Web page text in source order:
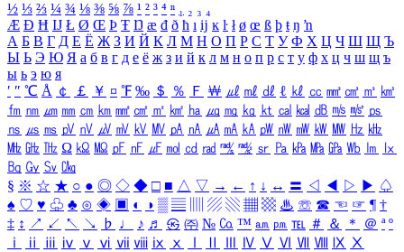
½ ⅓ ⅔ ¼ ¾ ⅛ ⅜ ⅝ ⅞ ¹ ² ³ ⁴ ⁿ ₁ ₂ ₃ ₄
Æ Ð Ħ Ĳ Ł Ø Œ Þ Ŧ Ŋ æ đ ð ħ ı ĳ ĸ ŀ ł ø œ ß þ ŧ ŋ ŉ
А Б В Г Д Е Ё Ж З И Й К Л М Н О П Р С Т У Ф Х Ц Ч Ш Щ Ъ
Ы Ь Э Ю Я а б в г д е ё ж з и й к л м н о п р с т у ф х ц ч ш щ ъ
ы ь э ю я
′ ″ ℃ Å ￠ ￡ ￥ ¤ ℉ ‰ ＄ ％ Ｆ ￦ ㎕ ㎖ ㎗ ℓ ㎘ ㏄ ㎣ ㎤ ㎥ ㎦
㎙ ㎚ ㎛ ㎜ ㎝ ㎞ ㎟ ㎠ ㎡ ㎢ ㏊ ㎍ ㎎ ㎏ ㏏ ㎈ ㎉ ㏈ ㎧ ㎨ ㎰
㎱ ㎲ ㎳ ㎴ ㎵ ㎶ ㎷ ㎸ ㎹ ㎀ ㎁ ㎂ ㎃ ㎄ ㎺ ㎻ ㎽ ㎾ ㎿ ㎐ ㎑
㎒ ㎓ ㎔ Ω ㏀ ㏁ ㎊ ㎋ ㎌ ㏖ ㏅ ㎭ ㎮ ㎯ ㏛ ㎩ ㎪ ㎫ ㎬ ㏝ ㏐
㏓
㏃ ㏉ ㏜ ㏆
§ ※ ☆ ★ ○ ● ◎ ◇ ◆ □ ■ △ ▽ → ← ↑ ↓ ↔ 〓 ◁ ◀ ▷ ▶ ♤
♠ ♡ ♥ ♧ ♣ ⊙ ◈ ▣ ◐ ◑ ▒ ▤ ▨ ▧ ▦ ▩ ♨ ☏ ☎ ☜ ☞ ¶ †
‡ ↕ ↗ ↙ ↖ ↘ ♭ ♩ ♪ ♬ ㉿ ㈜ № ㏇ ™ ㏂ ㏘ ℡ ＃ ＆ ＊ ＠ ª º
ⅰ
ⅱ ⅲ ⅳ ⅴ ⅵ ⅶ ⅷ ⅸ ⅹ Ⅳ Ⅴ Ⅵ Ⅶ Ⅷ Ⅸ Ⅹ